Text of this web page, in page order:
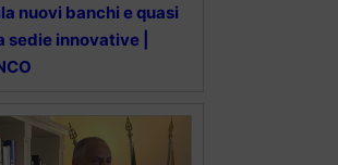
nuovi banchi e quasi
sedie innovative |